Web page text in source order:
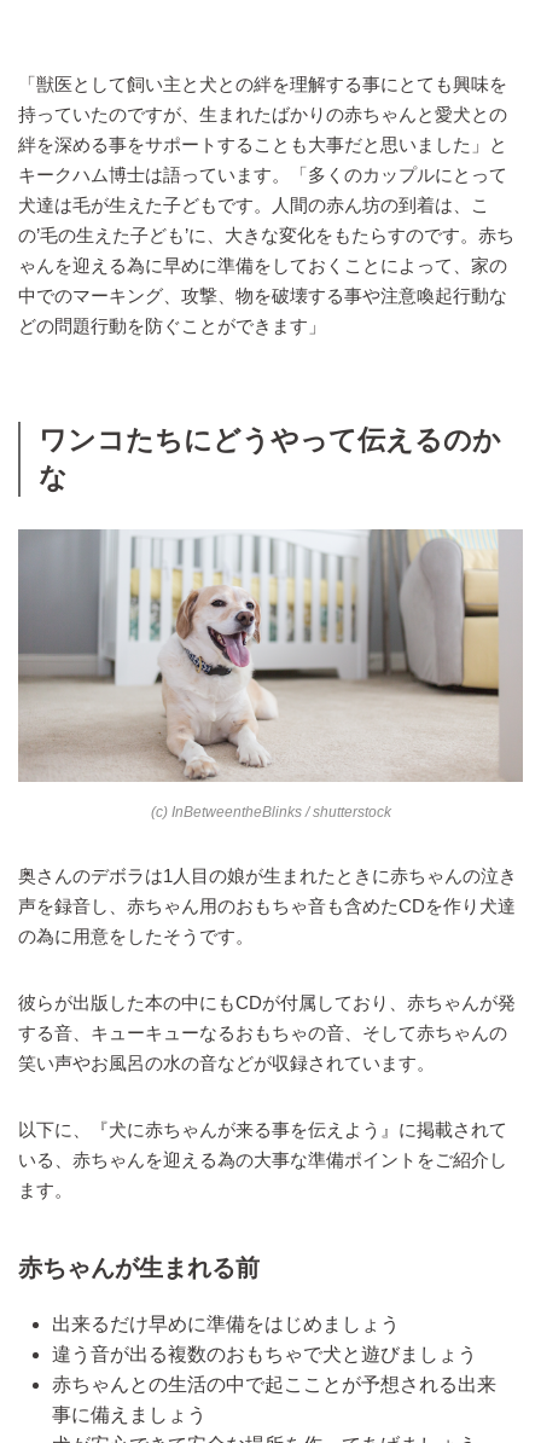
「獣医として飼い主と犬との絆を理解する事にとても興味を
持っていたのですが、生まれたばかりの赤ちゃんと愛犬との
絆を深める事をサポートすることも大事だと思いました」と
キークハム博士は語っています。「多くのカップルにとって
犬達は毛が生えた子どもです。人間の赤ん坊の到着は、こ
の’毛の生えた子ども’に、大きな変化をもたらすのです。赤ち
ゃんを迎える為に早めに準備をしておくことによって、家の
中でのマーキング、攻撃、物を破壊する事や注意喚起行動な
どの問題行動を防ぐことができます」
ワンコたちにどうやって伝えるのか
な
(c) InBetweentheBlinks / shutterstock
奥さんのデボラは1人目の娘が生まれたときに赤ちゃんの泣き
声を録音し、赤ちゃん用のおもちゃ音も含めたCDを作り犬達
の為に用意をしたそうです。
彼らが出版した本の中にもCDが付属しており、赤ちゃんが発
する音、キューキューなるおもちゃの音、そして赤ちゃんの
笑い声やお風呂の水の音などが収録されています。
以下に、『犬に赤ちゃんが来る事を伝えよう』に掲載されて
いる、赤ちゃんを迎える為の大事な準備ポイントをご紹介し
ます。
赤ちゃんが生まれる前
出来るだけ早めに準備をはじめましょう
違う音が出る複数のおもちゃで犬と遊びましょう
赤ちゃんとの生活の中で起こことが予想される出来
事に備えましょう